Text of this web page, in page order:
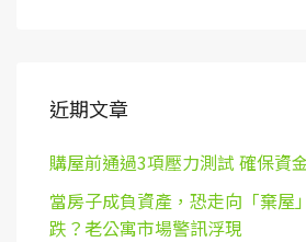
近期文章
購屋前通過3項壓力測試 確保資
當房子成負資產，恐走向「棄屋
跌？老公寓市場警訊浮現